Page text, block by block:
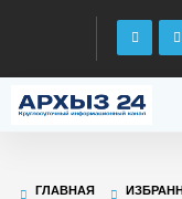
ГЛАВНАЯ